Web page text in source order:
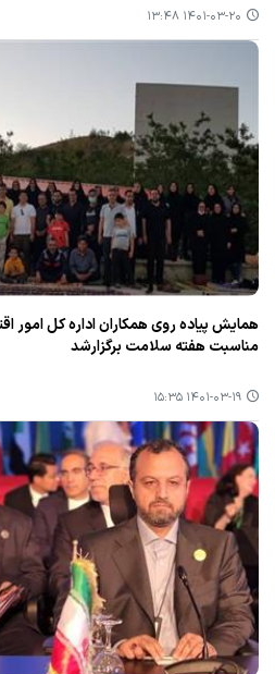
۱۴۰۱-۰۳-۲۰ ۱۳:۴۸
همایش پیاده روی همكاران اداره كل امور
مناسبت هفته سلامت برگزارشد
۱۴۰۱-۰۳-۱۹ ۱۵:۳۵